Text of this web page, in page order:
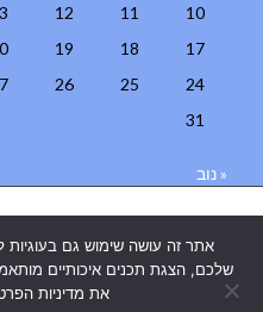
10
11
12
17
18
19
24
25
26
31
« נוב
אתרים
אתר זה עושה שימוש גם בעוגיות
שלכם, הצגת תכנים איכותיים
את מדיניות